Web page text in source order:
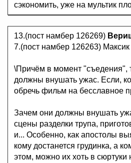
сэкономить, уже на мультик
13.(пост намбер 126269)
7.(пост намбер 126263)
\Причём в момент "съедения",
должны внушать ужас. Если,
обречь фильм на бесславное
Зачем они должны внушать
сцены разделки трупа,
и... Особенно, как апостолы
кому достанется грудинка, а
этом, можно их хоть в сюртуки